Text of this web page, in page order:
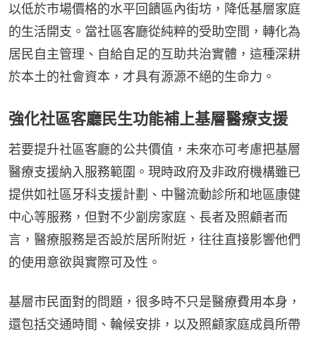
以低於市場價格的水平回饋區內街坊，降低基層家庭
的生活開支。當社區客廳從純粹的受助空間，轉化為
居民自主管理、自給自足的互助共治實體，這種深耕
於本土的社會資本，才具有源源不絕的生命力。
強化社區客廳民生功能補上基層醫療支援
若要提升社區客廳的公共價值，未來亦可考慮把基層
醫療支援納入服務範圍。現時政府及非政府機構雖已
提供如社區牙科支援計劃、中醫流動診所和地區康健
中心等服務，但對不少劏房家庭、長者及照顧者而
言，醫療服務是否設於居所附近，往往直接影響他們
的使用意欲與實際可及性。
基層市民面對的問題，很多時不只是醫療費用本身，
還包括交通時間、輪候安排，以及照顧家庭成員所帶